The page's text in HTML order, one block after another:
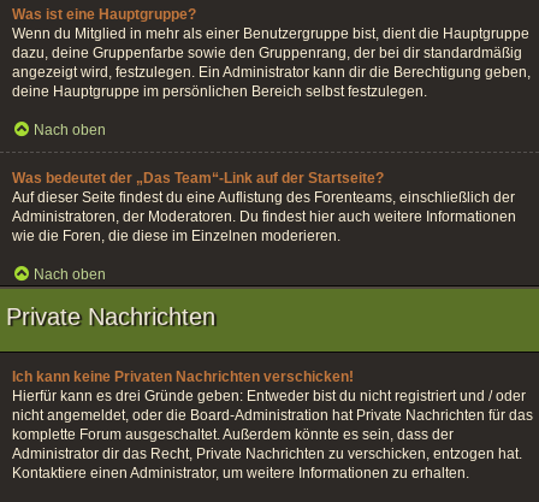
Was ist eine Hauptgruppe?
Wenn du Mitglied in mehr als einer Benutzergruppe bist, dient die Hauptgruppe
dazu, deine Gruppenfarbe sowie den Gruppenrang, der bei dir standardmäßig
angezeigt wird, festzulegen. Ein Administrator kann dir die Berechtigung geben,
deine Hauptgruppe im persönlichen Bereich selbst festzulegen.
Nach oben
Was bedeutet der „Das Team“-Link auf der Startseite?
Auf dieser Seite findest du eine Auflistung des Forenteams, einschließlich der
Administratoren, der Moderatoren. Du findest hier auch weitere Informationen
wie die Foren, die diese im Einzelnen moderieren.
Nach oben
Private Nachrichten
Ich kann keine Privaten Nachrichten verschicken!
Hierfür kann es drei Gründe geben: Entweder bist du nicht registriert und / oder
nicht angemeldet, oder die Board-Administration hat Private Nachrichten für das
komplette Forum ausgeschaltet. Außerdem könnte es sein, dass der
Administrator dir das Recht, Private Nachrichten zu verschicken, entzogen hat.
Kontaktiere einen Administrator, um weitere Informationen zu erhalten.